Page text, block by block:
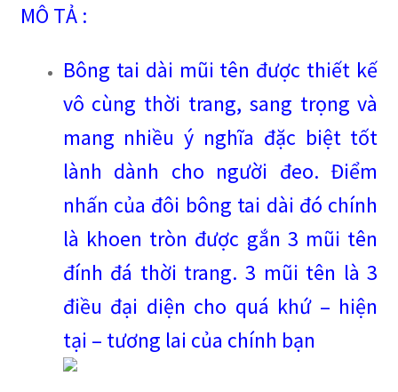
MÔ TẢ :
Bông tai dài mũi tên được thiết kế
vô cùng thời trang, sang trọng và
mang nhiều ý nghĩa đặc biệt tốt
lành dành cho người đeo. Điểm
nhấn của đôi bông tai dài đó chính
là khoen tròn được gắn 3 mũi tên
đính đá thời trang. 3 mũi tên là 3
điều đại diện cho quá khứ – hiện
tại – tương lai của chính bạn